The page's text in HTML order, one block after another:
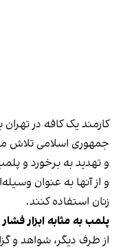
کارمند یک کافه در
جمهوری اسلامی تلاش
و تهدید به برخورد و
و از آنها به عنوان
زنان استفاده کنند.
پلمب به مثابه ابزار
از طرف دیگر، شواهد و